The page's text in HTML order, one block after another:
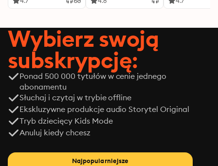
Wybierz swoją
subskrypcję:
Ponad 500 000 tytułów w cenie jednego
abonamentu
Słuchaj i czytaj w trybie offline
Ekskluzywne produkcje audio Storytel Original
Tryb dziecięcy Kids Mode
Anuluj kiedy chcesz
Najpopularniejsze